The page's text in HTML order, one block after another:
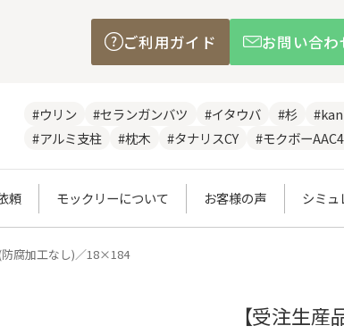
ご利用ガイド お問い合わ
#ウリン #セランガンバツ #イタウバ #杉
#アルミ支柱
#枕木 #タナリスCY #モクボー
頼 モックリーについて お客様の声 シミュ
防腐加工なし)／18×184
【受注生産